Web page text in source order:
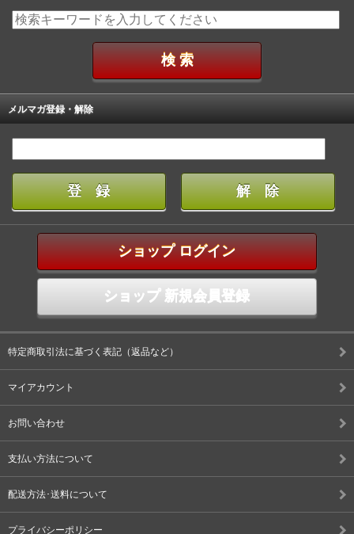
メルマガ登録・解除
ショップ ログイン
ショップ 新規会員登録
特定商取引法に基づく表記（返品など）
マイアカウント
お問い合わせ
支払い方法について
配送方法･送料について
プライバシーポリシー